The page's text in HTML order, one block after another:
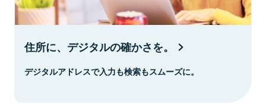
住所に、デジタルの確かさを。
デジタルアドレスで入力も検索もスムーズに。